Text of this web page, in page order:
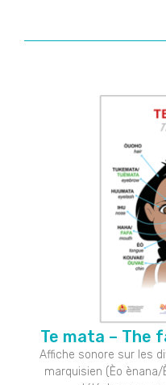
Te mata – The
Affiche sonore sur les
marquisien (Èo